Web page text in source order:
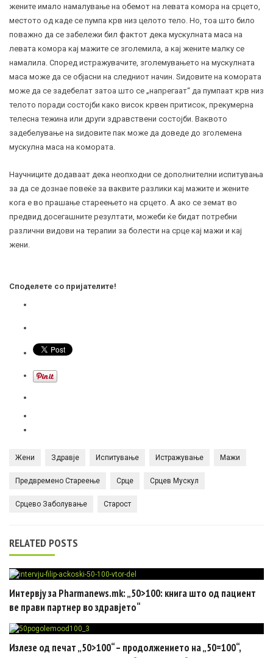
жените имало намалување на обемот на левата комора на срцето,
местото од каде се пумпа крв низ целото тело. Но, тоа што било
поважно да се забележи бил фактот дека мускулната маса на
левата комора кај мажите се зголемила, а кај жените малку се
намалила. Според истражувачите, зголемувањето на мускулната
маса може да се објасни на следниот начин. Ѕидовите на комората
може да се задебелат затоа што се „напрегаат“ да пумпаат крв низ
телото поради состојби како висок крвен притисок, прекумерна
телесна тежина или други здравствени состојби. Ваквото
задебелување на ѕидовите пак може да доведе до зголемена
мускулна маса на комората.
Научниците додаваат дека неопходни се дополнителни испитувања
за да се дознае повеќе за ваквите разлики кај мажите и жените
кога е во прашање стареењето на срцето. А ако се земат во
предвид досегашните резултати, можеби ќе бидат потребни
различни видови на терапии за болести на срце кај мажи и кај
жени.
Споделете со пријателите!
Жени Здравје Испитување Истражување Мажи
Предвремено Стареење Срце Срцев Мускул
Срцево Заболување Старост
RELATED POSTS
Интервју за Pharmanews.mk: „50>100: книга што од пациент
ве прави партнер во здравјето“
Излезе од печат „50>100“ – продолжението на „50=100“,